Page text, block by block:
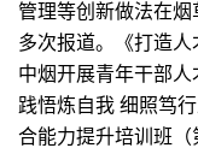
管理等创新做法在烟
多次报道。《打造
中烟开展青年干部
践悟炼自我 细照笃
合能力提升培训班